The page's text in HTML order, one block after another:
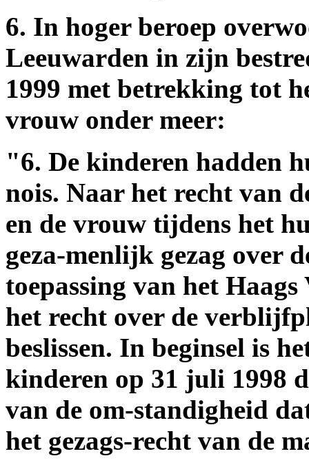
6. In hoger beroep
Leeuwarden in zijn
1999 met betrekking tot
vrouw onder meer:
"6. De kinderen hadden
nois. Naar het recht van
en de vrouw tijdens het
geza-menlijk gezag over
toepassing van het
het recht over de
beslissen. In beginsel is
kinderen op 31 juli 1998
van de om-standigheid
het gezags-recht van de